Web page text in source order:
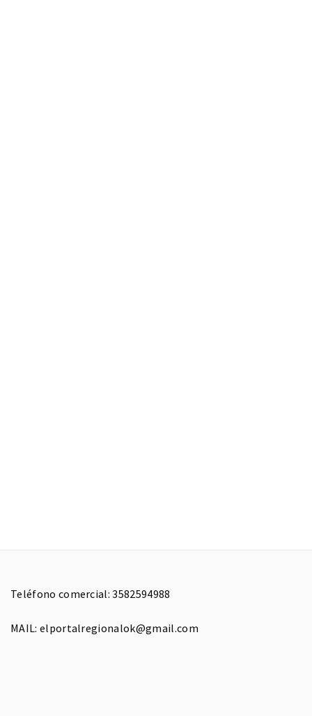
Teléfono comercial: 3582594988
MAIL: elportalregionalok@gmail.com